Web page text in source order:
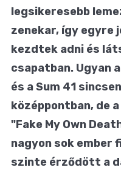
legsikeresebb
zenekar, így egyre
kezdtek adni és
csapatban. Ugyan
és a Sum 41
középpontban, de
"Fake My Own
nagyon sok ember
szinte érződött a